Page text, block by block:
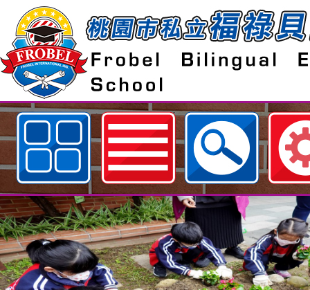
歡迎參觀：桃園市私立福祿貝爾雙